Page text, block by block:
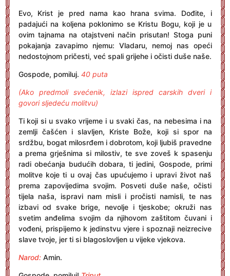
Evo, Krist je pred nama kao hrana svima. Dođite, i
padajući na koljena poklonimo se Kristu Bogu, koji je u
ovim tajnama na otajstveni način prisutan! Stoga puni
pokajanja zavapimo njemu: Vladaru, nemoj nas opeći
nedostojnom pričesti, već spali grijehe i očisti duše naše.
Gospode, pomiluj. 40 puta
(Ako predmoli svećenik, izlazi ispred carskih dveri i
govori sljedeću molitvu)
Ti koji si u svako vrijeme i u svaki čas, na nebesima i na
zemlji čašćen i slavljen, Kriste Bože, koji si spor na
srdžbu, bogat milosrđem i dobrotom, koji ljubiš pravedne
a prema grješnima si milostiv, te sve zoveš k spasenju
radi obećanja budućih dobara, ti jedini, Gospode, primi
molitve koje ti u ovaj čas upućujemo i upravi život naš
prema zapovijedima svojim. Posveti duše naše, očisti
tijela naša, ispravi nam misli i pročisti namisli, te nas
izbavi od svake brige, nevolje i tjeskobe; okruži nas
svetim anđelima svojim da njihovom zaštitom čuvani i
vođeni, prispijemo k jedinstvu vjere i spoznaji neizrecive
slave tvoje, jer ti si blagoslovljen u vijeke vjekova.
Narod: Amin.